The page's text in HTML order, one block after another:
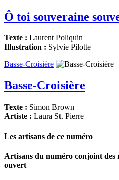
Ô toi souveraine
Texte : Laurent Poliquin
Illustration : Sylvie Pilotte
Basse-Croisière
Basse-Croisière
Texte : Simon Brown
Artiste : Laura St. Pierre
Les artisans de ce numéro
Artisans du numéro conjoint des
ouvert